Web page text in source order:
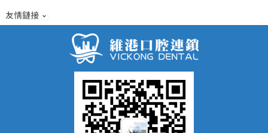
友情鏈接